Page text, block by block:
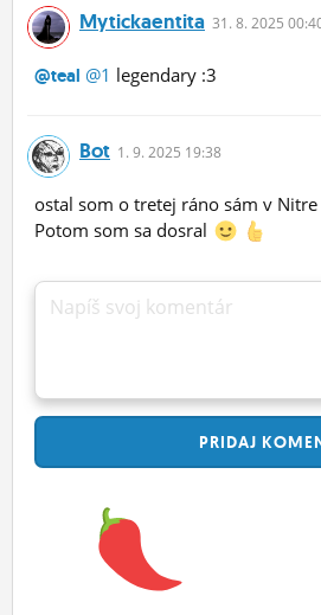
Mytickaentita 31. 8. 2025
@teal @1 legendary :3
Bot 1. 9. 2025 19:38
ostal som o tretej ráno sám v
Potom som sa dosral
Napíš svoj komentár
PRIDAJ